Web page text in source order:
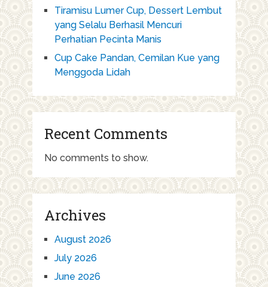
Tiramisu Lumer Cup, Dessert Lembut
yang Selalu Berhasil Mencuri
Perhatian Pecinta Manis
Cup Cake Pandan, Cemilan Kue yang
Menggoda Lidah
Recent Comments
No comments to show.
Archives
August 2026
July 2026
June 2026